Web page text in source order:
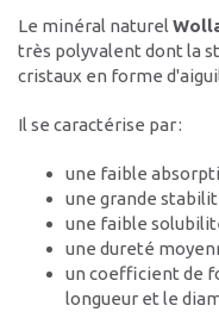
Le minéral naturel
très polyvalent dont la
cristaux en forme
Il se caractérise par :
une faible
une grande
une faible
une dureté
un coefficient de
longueur et le